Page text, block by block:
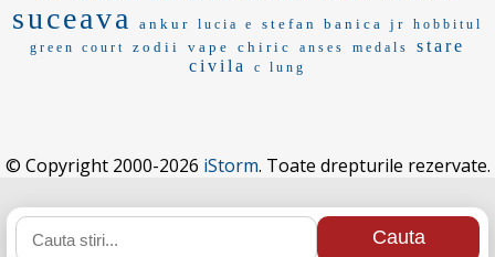
suceava ankur lucia e stefan banica jr
hobbitul
green court
zodii vape chiric anses medals
stare
civila
c lung
© Copyright 2000-2026 iStorm. Toate drepturile rezervate.